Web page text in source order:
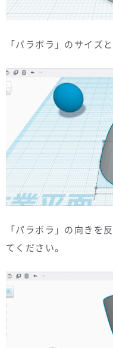
「パラボラ」のサイズ
「パラボラ」の向きを
てください。